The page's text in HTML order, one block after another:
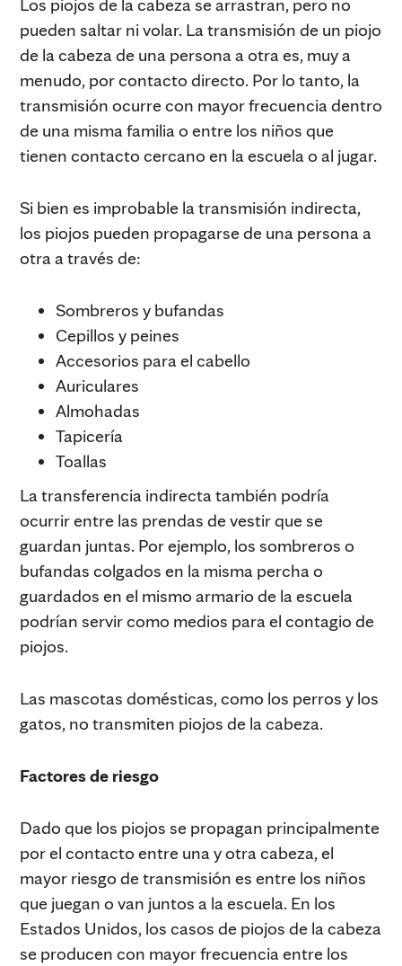
Los piojos de la cabeza se arrastran, pero no
pueden saltar ni volar. La transmisión de un piojo
de la cabeza de una persona a otra es, muy a
menudo, por contacto directo. Por lo tanto, la
transmisión ocurre con mayor frecuencia dentro
de una misma familia o entre los niños que
tienen contacto cercano en la escuela o al jugar.
Si bien es improbable la transmisión indirecta,
los piojos pueden propagarse de una persona a
otra a través de:
Sombreros y bufandas
Cepillos y peines
Accesorios para el cabello
Auriculares
Almohadas
Tapicería
Toallas
La transferencia indirecta también podría
ocurrir entre las prendas de vestir que se
guardan juntas. Por ejemplo, los sombreros o
bufandas colgados en la misma percha o
guardados en el mismo armario de la escuela
podrían servir como medios para el contagio de
piojos.
Las mascotas domésticas, como los perros y los
gatos, no transmiten piojos de la cabeza.
Factores de riesgo
Dado que los piojos se propagan principalmente
por el contacto entre una y otra cabeza, el
mayor riesgo de transmisión es entre los niños
que juegan o van juntos a la escuela. En los
Estados Unidos, los casos de piojos de la cabeza
se producen con mayor frecuencia entre los